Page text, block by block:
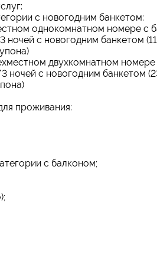
с новогодним банкетом:
однокомнатном номере с
ночей с новогодним банкетом
двухкомнатном
ночей с новогодним банкетом
проживания:
с балконом;